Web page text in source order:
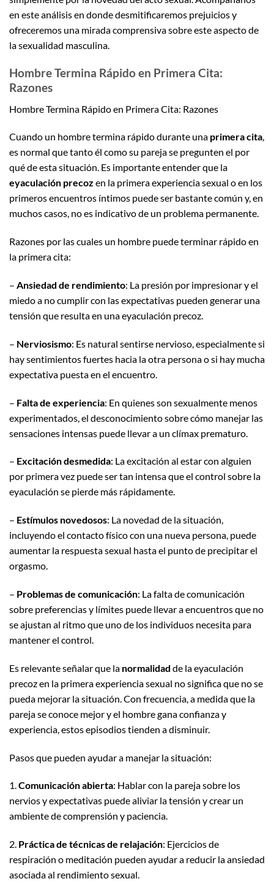
en este análisis en donde desmitificaremos prejuicios y
ofreceremos una mirada comprensiva sobre este aspecto de
la sexualidad masculina.
Hombre Termina Rápido en Primera Cita:
Razones
Hombre Termina Rápido en Primera Cita: Razones
Cuando un hombre termina rápido durante una primera cita,
es normal que tanto él como su pareja se pregunten el por
qué de esta situación. Es importante entender que la
eyaculación precoz en la primera experiencia sexual o en los
primeros encuentros íntimos puede ser bastante común y, en
muchos casos, no es indicativo de un problema permanente.
Razones por las cuales un hombre puede terminar rápido en
la primera cita:
– Ansiedad de rendimiento: La presión por impresionar y el
miedo a no cumplir con las expectativas pueden generar una
tensión que resulta en una eyaculación precoz.
– Nerviosismo: Es natural sentirse nervioso, especialmente si
hay sentimientos fuertes hacia la otra persona o si hay mucha
expectativa puesta en el encuentro.
– Falta de experiencia: En quienes son sexualmente menos
experimentados, el desconocimiento sobre cómo manejar las
sensaciones intensas puede llevar a un clímax prematuro.
– Excitación desmedida: La excitación al estar con alguien
por primera vez puede ser tan intensa que el control sobre la
eyaculación se pierde más rápidamente.
– Estímulos novedosos: La novedad de la situación,
incluyendo el contacto físico con una nueva persona, puede
aumentar la respuesta sexual hasta el punto de precipitar el
orgasmo.
– Problemas de comunicación: La falta de comunicación
sobre preferencias y límites puede llevar a encuentros que no
se ajustan al ritmo que uno de los individuos necesita para
mantener el control.
Es relevante señalar que la normalidad de la eyaculación
precoz en la primera experiencia sexual no significa que no se
pueda mejorar la situación. Con frecuencia, a medida que la
pareja se conoce mejor y el hombre gana confianza y
experiencia, estos episodios tienden a disminuir.
Pasos que pueden ayudar a manejar la situación:
1.Comunicación abierta: Hablar con la pareja sobre los
nervios y expectativas puede aliviar la tensión y crear un
ambiente de comprensión y paciencia.
2. Práctica de técnicas de relajación: Ejercicios de
respiración o meditación pueden ayudar a reducir la ansiedad
asociada al rendimiento sexual.